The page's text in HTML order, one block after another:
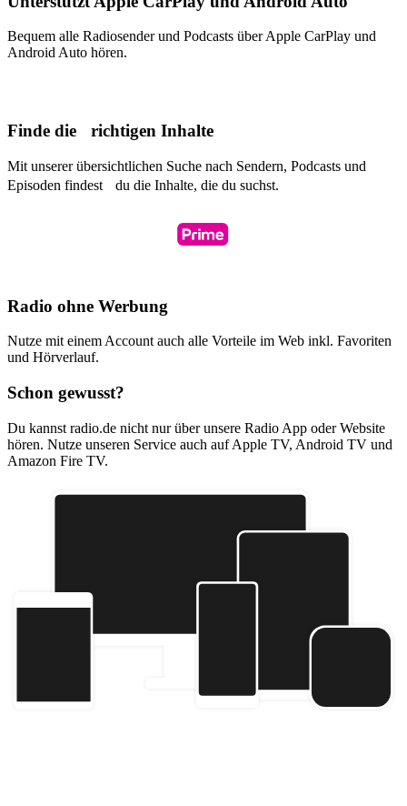
Bequem alle Radiosender und Podcasts über Apple CarPlay und
Android Auto hören.
Finde die richtigen Inhalte
Mit unserer übersichtlichen Suche nach Sendern, Podcasts und
Episoden findest du die Inhalte, die du suchst.
Radio ohne Werbung
Nutze mit einem Account auch alle Vorteile im Web inkl. Favoriten
und Hörverlauf.
Schon gewusst?
Du kannst radio.de nicht nur über unsere Radio App oder Website
hören. Nutze unseren Service auch auf Apple TV, Android TV und
Amazon Fire TV.